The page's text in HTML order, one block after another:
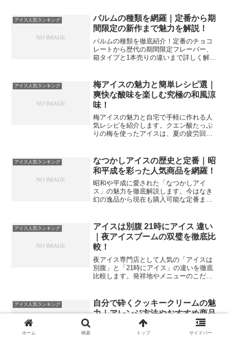
アイス人気ランキング
パルムの種類を網羅｜定番から期
間限定の新作まで魅力を解説！
パルムの種類を徹底紹介！定番のチョコ
レートから歴代の期間限定フレーバー、
箱タイプと1本売りの違いまで詳しく解説
味を見つけるための比較表も掲載。パル
ムファンのための完全ガイドです。
アイス人気ランキング
梅アイスの魅力と簡単レシピ選｜
爽快な酸味を楽しむ究極の和風涼
味！
梅アイスの魅力と自宅で手軽に作れる人
気レシピを紹介します。クエン酸たっぷ
りの梅を使ったアイスは、夏の疲労回復
徴や選び方を詳しく解説。爽やかな酸味
で心も体もリフレッシュする至福の時間
を楽しみましょう。
アイス人気ランキング
なつかしアイスの歴史と定番｜昭
和平成を彩った人気商品を網羅！
昭和や平成に愛された「なつかしアイ
ス」の魅力を徹底解説します。今はなき
幻の逸品から現在も購入可能な定番ま
い出とともに、今すぐ食べたくなる絶品
アイスの世界を楽しみましょう。
アイス人気ランキング
アイスは別腹 21時にアイス 違い
｜夜アイスブームの双璧を徹底比
較！
夜アイス専門店として人気の「アイスは
別腹」と「21時にアイス」の違いを徹底
比較します。発祥地やメニューのこだわ
好みの夜パフェを見つけたい方は必見の
内容です。最新のトレンドを押さえて、
アイス人気ランキング
自分で砕くクッキークリームの魅
力｜アレンジ方法やおすすめ商品
自分で砕くクッキークリームの楽しさと
ホーム 検索 トップ サイドバー